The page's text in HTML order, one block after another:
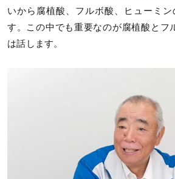
いから腐植酸、フルボ酸、ヒューミン
す。この中でも重要なのが腐植酸とフ
は話します。